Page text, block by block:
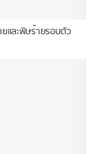
และพิษร้ายรอบตัว